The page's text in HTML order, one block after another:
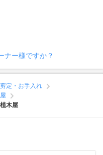
ナー様ですか？
定・お手入れ
木屋